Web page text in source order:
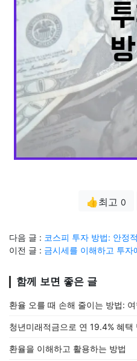
👍최고 0
다음 글 : 코스피 투자 방법: 안정
이전 글 : 금시세를 이해하고 투자
함께 보면 좋은 글
환율 오를 때 손해 줄이는 방법: 여
청년미래적금으로 연 19.4% 혜택
환율을 이해하고 활용하는 방법